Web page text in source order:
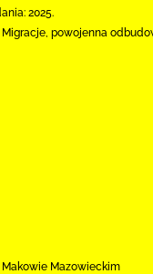
2025.
Migracje, powojenna
Mazowieckim